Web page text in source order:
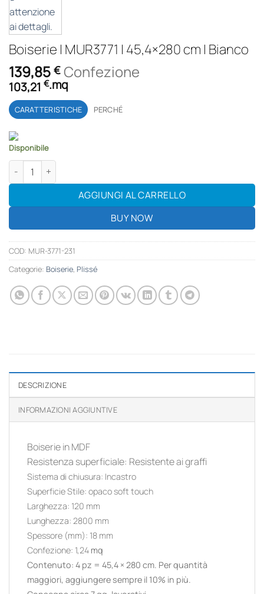
Boiserie | MUR3771 | 45,4×280 cm | Bianco
139,85 € Confezione
103,21 €.mq
CARATTERISTICHE PERCHÉ
Disponibile
Boiserie | MUR3771 | 45,4x280 cm | Bianco quantità
AGGIUNGI AL CARRELLO
BUY NOW
COD: MUR-3771-231
Categorie: Boiserie, Plissé
DESCRIZIONE
INFORMAZIONI AGGIUNTIVE
Boiserie in MDF
Resistenza superficiale: Resistente ai graffi
Sistema di chiusura: Incastro
Superficie Stile: opaco soft touch
Larghezza: 120 mm
Lunghezza: 2800 mm
Spessore (mm): 18 mm
Confezione: 1,24 mq
Contenuto: 4 pz = 45,4 × 280 cm. Per quantità
maggiori, aggiungere sempre il 10% in più.